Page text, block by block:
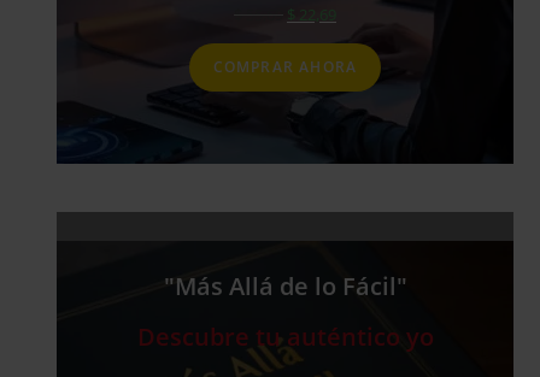
55,69 El
era:
$ 55,69.
$ 22,69
actual
es:
$ 22,69.
COMPRAR AHORA
"Más Allá de lo Fácil"
Descubre tu auténtico yo